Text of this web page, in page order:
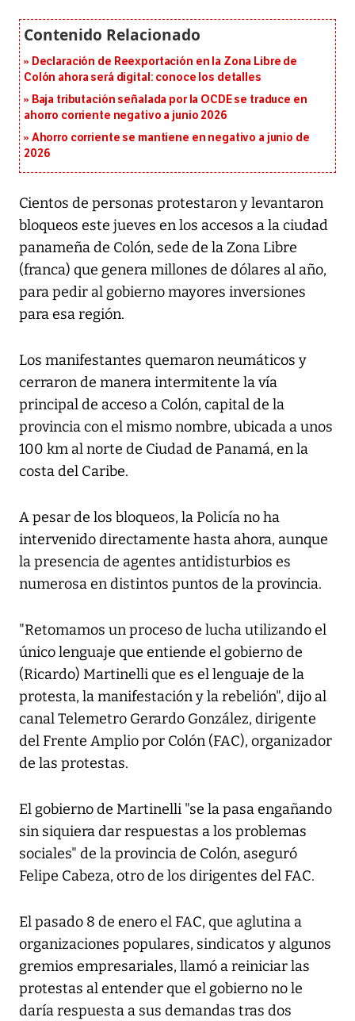
Declaración de Reexportación en la Zona Libre de
Colón ahora será digital: conoce los detalles
Baja tributación señalada por la OCDE se traduce en
ahorro corriente negativo a junio 2026
Ahorro corriente se mantiene en negativo a junio de
2026
Cientos de personas protestaron y levantaron
bloqueos este jueves en los accesos a la ciudad
panameña de Colón, sede de la Zona Libre
(franca) que genera millones de dólares al año,
para pedir al gobierno mayores inversiones
para esa región.
Los manifestantes quemaron neumáticos y
cerraron de manera intermitente la vía
principal de acceso a Colón, capital de la
provincia con el mismo nombre, ubicada a unos
100 km al norte de Ciudad de Panamá, en la
costa del Caribe.
A pesar de los bloqueos, la Policía no ha
intervenido directamente hasta ahora, aunque
la presencia de agentes antidisturbios es
numerosa en distintos puntos de la provincia.
"Retomamos un proceso de lucha utilizando el
único lenguaje que entiende el gobierno de
(Ricardo) Martinelli que es el lenguaje de la
protesta, la manifestación y la rebelión", dijo al
canal Telemetro Gerardo González, dirigente
del Frente Amplio por Colón (FAC), organizador
de las protestas.
El gobierno de Martinelli "se la pasa engañando
sin siquiera dar respuestas a los problemas
sociales" de la provincia de Colón, aseguró
Felipe Cabeza, otro de los dirigentes del FAC.
El pasado 8 de enero el FAC, que aglutina a
organizaciones populares, sindicatos y algunos
gremios empresariales, llamó a reiniciar las
protestas al entender que el gobierno no le
daría respuesta a sus demandas tras dos